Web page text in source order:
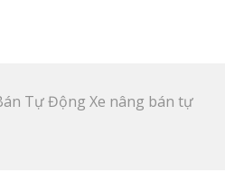
Tự Động Xe nâng bán tự